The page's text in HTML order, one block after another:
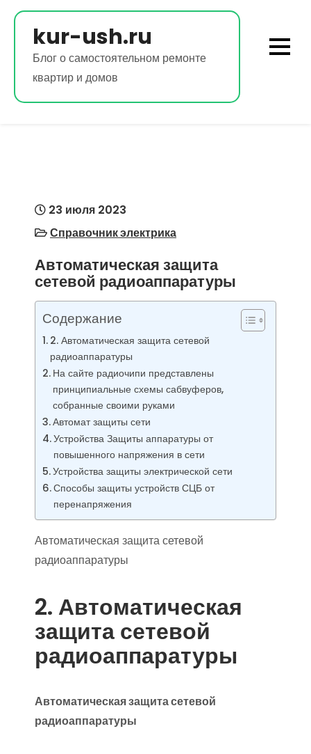
Перейти
содержимомуkur-ush.ru
Блог о самостоятельном ремонте
квартир и домов
23 июля 2023
Справочник электрика
Автоматическая защита
сетевой радиоаппаратуры
Содержание
2. Автоматическая защита сетевой
радиоаппаратуры
На сайте радиочипи представлены
принципиальные схемы сабвуферов,
собранные своими руками
Автомат защиты сети
Устройства Защиты аппаратуры от
повышенного напряжения в сети
Устройства защиты электрической сети
Способы защиты устройств СЦБ от
перенапряжения
Автоматическая защита сетевой
радиоаппаратуры
2. Автоматическая
защита сетевой
радиоаппаратуры
Автоматическая защита сетевой
радиоаппаратуры